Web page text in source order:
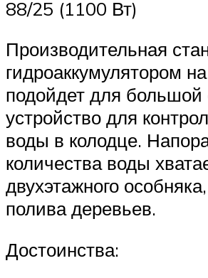
88/25 (1100 Вт)
Производительная
гидроаккумулятором
подойдет для большой
устройство для
воды в колодце.
количества воды
двухэтажного
полива деревьев.
Достоинства: